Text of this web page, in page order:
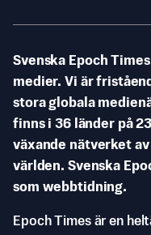
Svenska Epoch
medier. Vi är
stora globala
finns i 36 länder på
växande nätverket
världen. Svenska
som webbtidning.
Epoch Times är en